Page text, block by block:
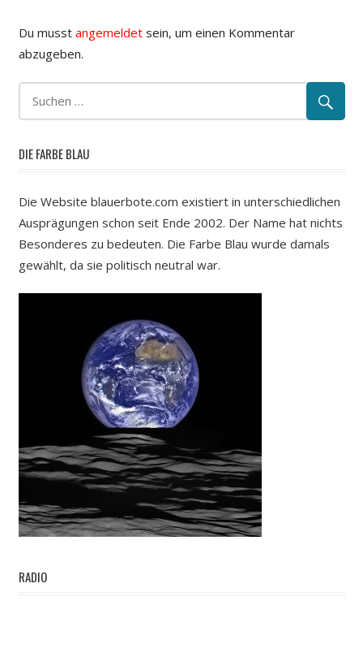
Du musst angemeldetsein, um einen Kommentar
abzugeben.
DIE FARBE BLAU
Die Website blauerbote.com existiert in unterschiedlichen
Ausprägungen schon seit Ende 2002. Der Name hat nichts
Besonderes zu bedeuten. Die Farbe Blau wurde damals
gewählt, da sie politisch neutral war.
RADIO